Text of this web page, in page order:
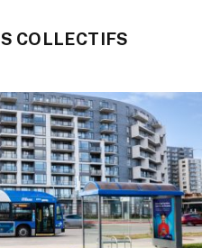
COLLECTIFS